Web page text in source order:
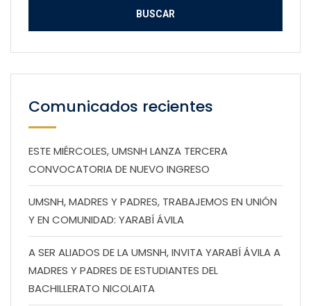
Comunicados recientes
ESTE MIÉRCOLES, UMSNH LANZA TERCERA
CONVOCATORIA DE NUEVO INGRESO
UMSNH, MADRES Y PADRES, TRABAJEMOS EN UNIÓN
Y EN COMUNIDAD: YARABÍ ÁVILA
A SER ALIADOS DE LA UMSNH, INVITA YARABÍ ÁVILA A
MADRES Y PADRES DE ESTUDIANTES DEL
BACHILLERATO NICOLAITA